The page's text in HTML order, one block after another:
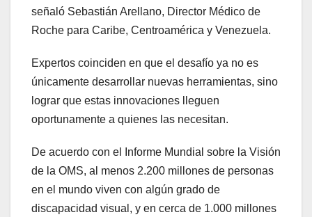
señaló Sebastián Arellano, Director Médico de
Roche para Caribe, Centroamérica y Venezuela.
Expertos coinciden en que el desafío ya no es
únicamente desarrollar nuevas herramientas, sino
lograr que estas innovaciones lleguen
oportunamente a quienes las necesitan.
De acuerdo con el Informe Mundial sobre la Visión
de la OMS, al menos 2.200 millones de personas
en el mundo viven con algún grado de
discapacidad visual, y en cerca de 1.000 millones